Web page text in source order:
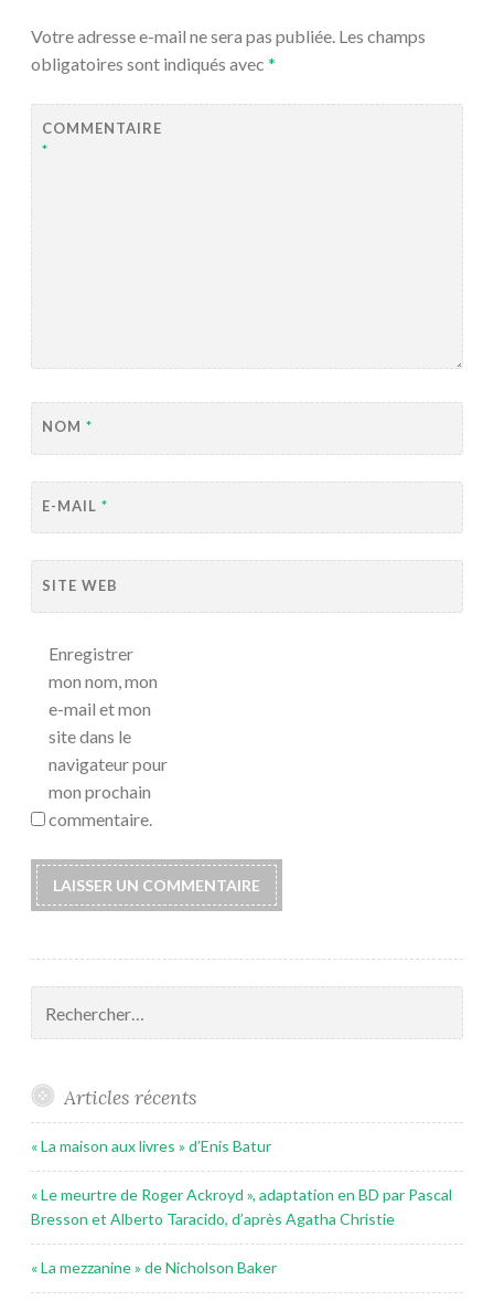
Votre adresse e-mail ne sera pas publiée. Les champs
obligatoires sont indiqués avec *
COMMENTAIRE
*
NOM *
E-MAIL *
SITE WEB
Enregistrer
mon nom, mon
e-mail et mon
site dans le
navigateur pour
mon prochain
commentaire.
Articles récents
« La maison aux livres » d’Enis Batur
« Le meurtre de Roger Ackroyd », adaptation en BD par Pascal
Bresson et Alberto Taracido, d’après Agatha Christie
« La mezzanine » de Nicholson Baker